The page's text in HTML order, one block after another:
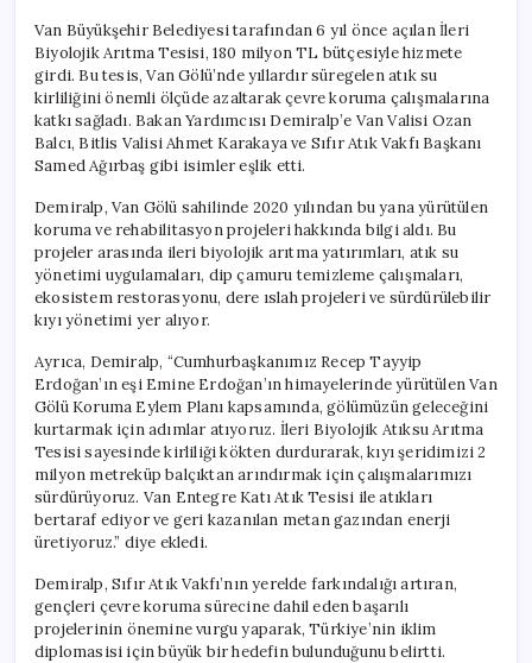
Van Büyükşehir Belediyesi tarafından 6 yıl önce açılan İleri
Biyolojik Arıtma Tesisi, 180 milyon TL bütçesiyle hizmete
girdi. Bu tesis, Van Gölü’nde yıllardır süregelen atık su
kirliliğini önemli ölçüde azaltarak çevre koruma çalışmalarına
katkı sağladı. Bakan Yardımcısı Demiralp’e Van Valisi Ozan
Balcı, Bitlis Valisi Ahmet Karakaya ve Sıfır Atık Vakfı Başkanı
Samed Ağırbaş gibi isimler eşlik etti.
Demiralp, Van Gölü sahilinde 2020 yılından bu yana yürütülen
koruma ve rehabilitasyon projeleri hakkında bilgi aldı. Bu
projeler arasında ileri biyolojik arıtma yatırımları, atık su
yönetimi uygulamaları, dip çamuru temizleme çalışmaları,
ekosistem restorasyonu, dere ıslah projeleri ve sürdürülebilir
kıyı yönetimi yer alıyor.
Ayrıca, Demiralp, “Cumhurbaşkanımız Recep Tayyip
Erdoğan’ın eşi Emine Erdoğan’ın himayelerinde yürütülen Van
Gölü Koruma Eylem Planı kapsamında, gölümüzün geleceğini
kurtarmak için adımlar atıyoruz. İleri Biyolojik Atıksu Arıtma
Tesisi sayesinde kirliliği kökten durdurarak, kıyı şeridimizi 2
milyon metreküp balçıktan arındırmak için çalışmalarımızı
sürdürüyoruz. Van Entegre Katı Atık Tesisi ile atıkları
bertaraf ediyor ve geri kazanılan metan gazından enerji
üretiyoruz.” diye ekledi.
Demiralp, Sıfır Atık Vakfı’nın yerelde farkındalığı artıran,
gençleri çevre koruma sürecine dahil eden başarılı
projelerinin önemine vurgu yaparak, Türkiye’nin iklim
diplomasisi için büyük bir hedefin bulunduğunu belirtti.